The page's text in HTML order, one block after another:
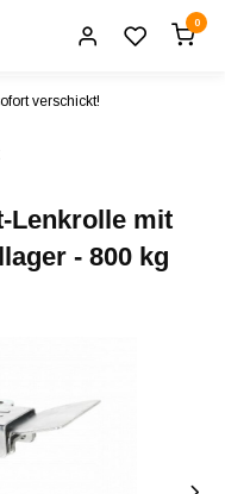
0
verschickt!
Lenkrolle mit
- 800 kg